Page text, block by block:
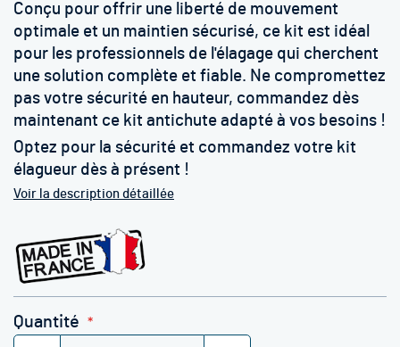
Conçu pour offrir une liberté de mouvement
optimale et un maintien sécurisé, ce kit est idéal
pour les professionnels de l'élagage qui cherchent
une solution complète et fiable. Ne compromettez
pas votre sécurité en hauteur, commandez dès
maintenant ce kit antichute adapté à vos besoins !
Optez pour la sécurité et commandez votre kit
élagueur dès à présent !
Voir la description détaillée
Quantité